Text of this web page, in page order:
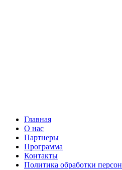
Главная
О нас
Партнеры
Программа
Контакты
Политика обработки